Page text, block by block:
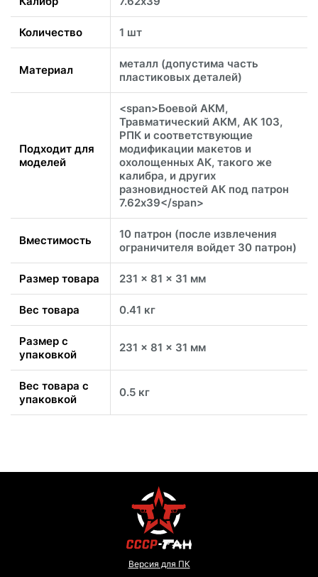
Количество 1 шт
Материал
металл (допустима часть
пластиковых деталей)
Подходит для
моделей
<span>Боевой АКМ,
Травматический АКМ, АК 103,
РПК и соответствующие
модификации макетов и
охолощенных АК, такого же
калибра, и других
разновидностей АК под патрон
7.62х39</span>
Вместимость
10 патрон (после извлечения
ограничителя войдет 30 патрон)
Размер товара 231 x 81 x 31 мм
Вес товара 0.41 кг
Размер с
упаковкой
231 x 81 x 31 мм
Вес товара с
упаковкой
0.5 кг
Версия для ПК